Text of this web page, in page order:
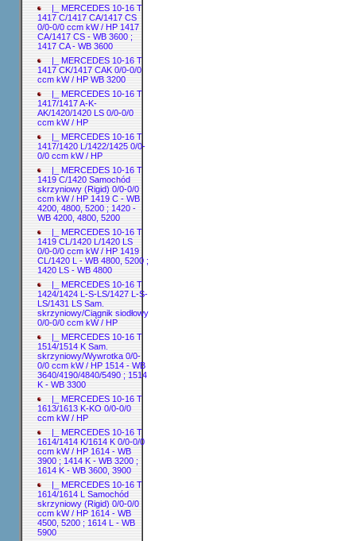
|_ MERCEDES 10-16 T
1417 C/1417 CA/1417 CS
0/0-0/0 ccm kW / HP 1417
CA/1417 CS - WB 3600 ;
1417 CA - WB 3600
|_ MERCEDES 10-16 T
1417 CK/1417 CAK 0/0-0/0
ccm kW / HP WB 3200
|_ MERCEDES 10-16 T
1417/1417 A-K-
AK/1420/1420 LS 0/0-0/0
ccm kW / HP
|_ MERCEDES 10-16 T
1417/1420 L/1422/1425 0/0-
0/0 ccm kW / HP
|_ MERCEDES 10-16 T
1419 C/1420 Samochód
skrzyniowy (Rigid) 0/0-0/0
ccm kW / HP 1419 C - WB
4200, 4800, 5200 ; 1420 -
WB 4200, 4800, 5200
|_ MERCEDES 10-16 T
1419 CL/1420 L/1420 LS
0/0-0/0 ccm kW / HP 1419
CL/1420 L - WB 4800, 5200 ;
1420 LS - WB 4800
|_ MERCEDES 10-16 T
1424/1424 L-S-LS/1427 L-S-
LS/1431 LS Sam.
skrzyniowy/Ciągnik siodłowy
0/0-0/0 ccm kW / HP
|_ MERCEDES 10-16 T
1514/1514 K Sam.
skrzyniowy/Wywrotka 0/0-
0/0 ccm kW / HP 1514 - WB
3640/4190/4840/5490 ; 1514
K - WB 3300
|_ MERCEDES 10-16 T
1613/1613 K-KO 0/0-0/0
ccm kW / HP
|_ MERCEDES 10-16 T
1614/1414 K/1614 K 0/0-0/0
ccm kW / HP 1614 - WB
3900 ; 1414 K - WB 3200 ;
1614 K - WB 3600, 3900
|_ MERCEDES 10-16 T
1614/1614 L Samochód
skrzyniowy (Rigid) 0/0-0/0
ccm kW / HP 1614 - WB
4500, 5200 ; 1614 L - WB
5900